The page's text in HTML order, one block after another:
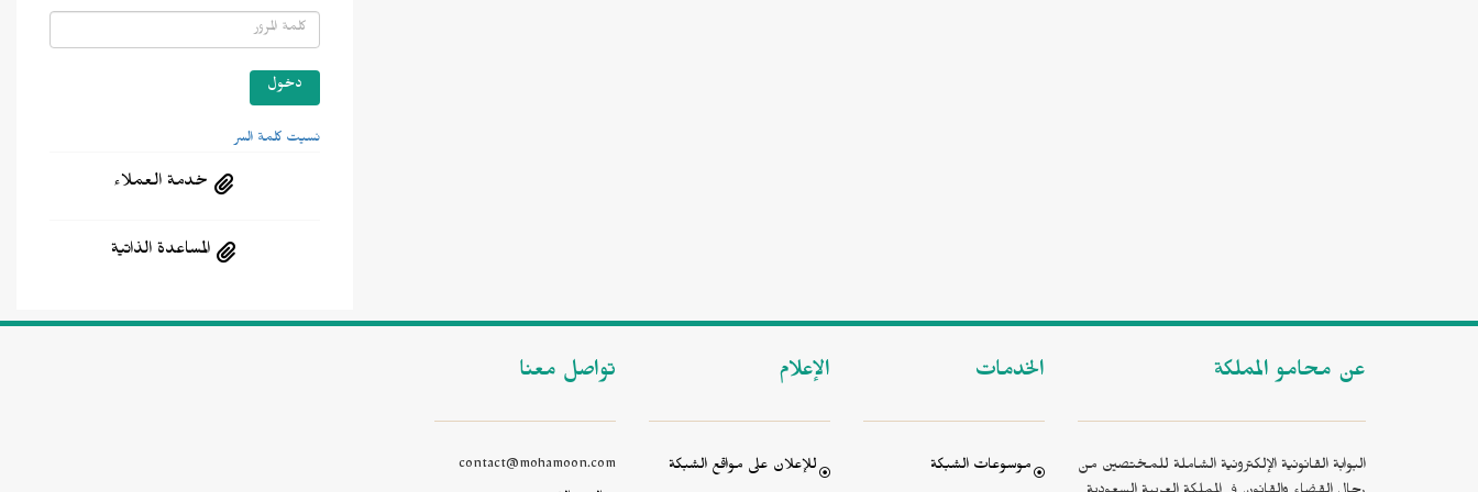
نسيت كلمة السر
خدمة العملاء
المساعدة الذاتية
عن محامو المملكة
البوابة القانونية الإلكترونية الشاملة للمختصين من
الخدمات
موسوعات الشبكة
الإعلام
للإعلان على مواقع الشبكة
تواصل معنا
contact@mohamoon.com